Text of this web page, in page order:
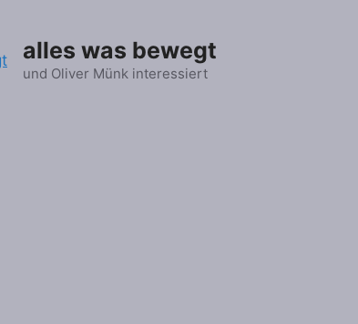
alles was bewegt
und Oliver Münk interessiert